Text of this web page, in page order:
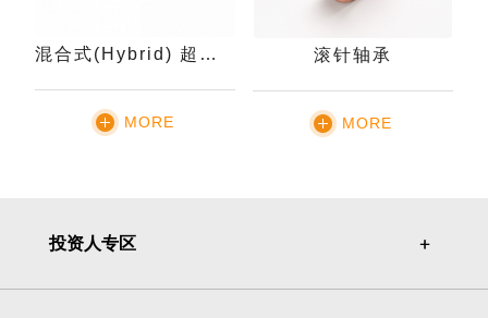
混合式(Hybrid) 超精密轴承
MORE
滚针轴承
MORE
投资人专区 ＋
＋